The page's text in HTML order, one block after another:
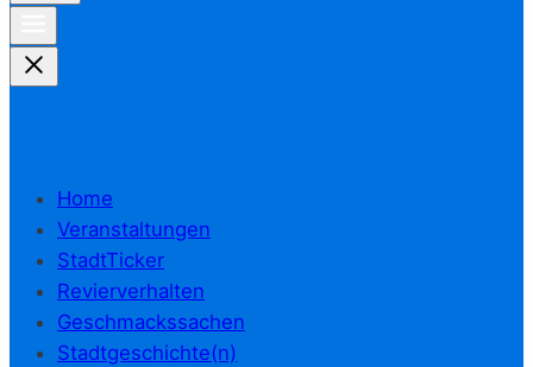
Home
Veranstaltungen
StadtTicker
Revierverhalten
Geschmackssachen
Stadtgeschichte(n)